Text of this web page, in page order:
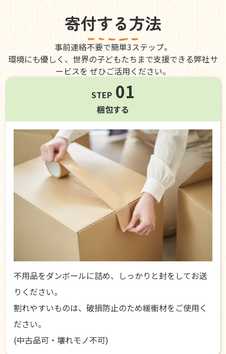
寄付する方法
事前連絡不要で簡単3ステップ。
環境にも優しく、世界の子どもたちまで支援できる弊社サ
ービスを ぜひご活用ください。
STEP 01
梱包する
不用品をダンボールに詰め、しっかりと封をしてお送
りください。
割れやすいものは、破損防止のため緩衝材をご使用く
ださい。
(中古品可・壊れモノ不可)